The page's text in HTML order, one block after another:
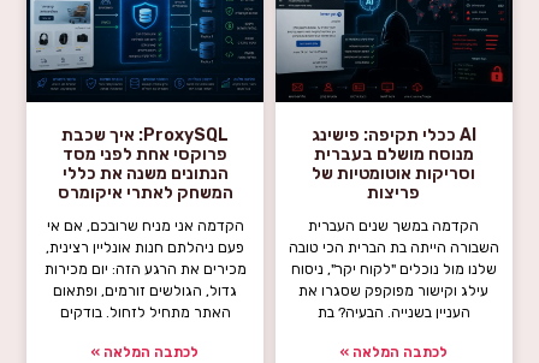
AI ככלי תקיפה: פישינג
מנוסח מושלם בעברית
וסריקות אוטומטיות של
פריצות
הקדמה במשך שנים העברית
השבורה הייתה בת הברית הכי טובה
שלנו מול נוכלים "לקוח יקר", ניסוח
עילג וקישור מפוקפק שסגרו את
העניין בשנייה. הבעיה? בת
לכתבה המלאה »
ProxySQL: איך שכבת
פרוקסי אחת לפני מסד
הנתונים משנה את כללי
המשחק לאתרי איקומרס
הקדמה אני מניח שרובכם, אם אי
פעם ניהלתם חנות אונליין רצינית,
מכירים את הרגע הזה: יום מכירות
גדול, הגולשים זורמים, ופתאום
האתר מתחיל לזחול. בודקים
לכתבה המלאה »